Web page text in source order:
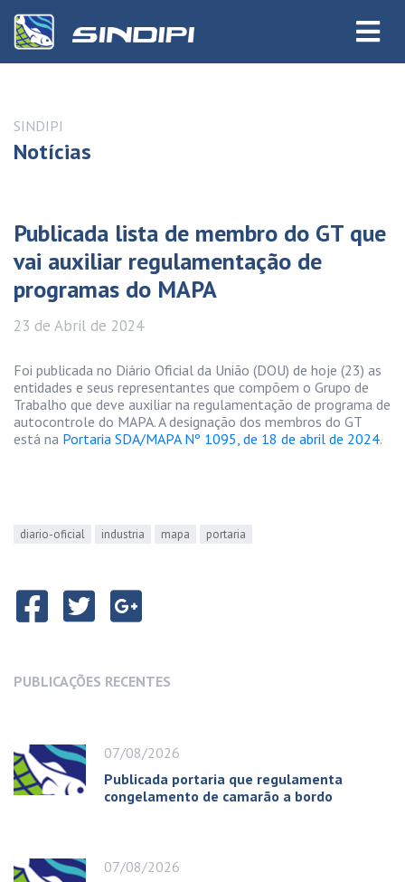
SINDIPI
Notícias
Publicada lista de membro do GT que
vai auxiliar regulamentação de
programas do MAPA
23 de Abril de 2024
Foi publicada no Diário Oficial da União (DOU) de hoje (23) as
entidades e seus representantes que compõem o Grupo de
Trabalho que deve auxiliar na regulamentação de programa de
autocontrole do MAPA. A designação dos membros do GT
está na Portaria SDA/MAPA Nº 1095, de 18 de abril de 2024.
diario-oficial industria mapa portaria
PUBLICAÇÕES RECENTES
07/08/2026
Publicada portaria que regulamenta
congelamento de camarão a bordo
07/08/2026